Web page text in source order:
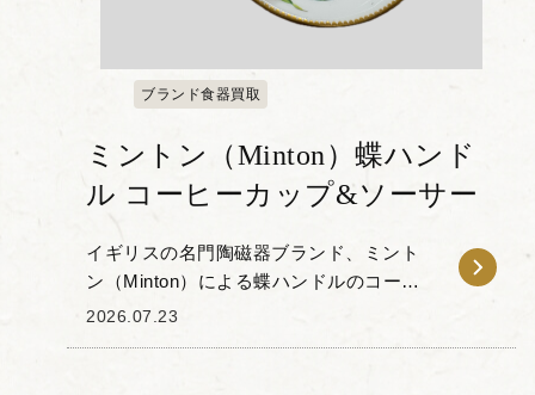
ブランド食器買取
ミントン（Minton）蝶ハンド
ル コーヒーカップ&ソーサー
イギリスの名門陶磁器ブランド、ミント
ン（Minton）による蝶ハンドルのコーヒ
ーカップ＆ソーサーをお譲りいただきま
2026.07.23